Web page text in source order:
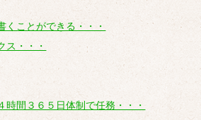
くことができる・・・
ス・・・
時間３６５日体制で任務・・・